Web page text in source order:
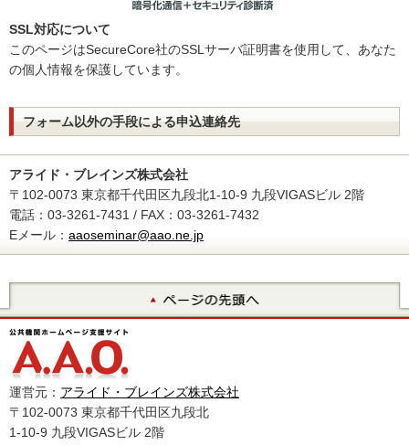
SSL対応について
このページはSecureCore社のSSLサーバ証明書を使用して、あなた
の個人情報を保護しています。
フォーム以外の手段による申込連絡先
アライド・ブレインズ株式会社
〒102-0073 東京都千代田区九段北1-10-9 九段VIGASビル 2階
電話：03-3261-7431 / FAX：03-3261-7432
Eメール： aaoseminar@aao.ne.jp
運営元： アライド・ブレインズ株式会社
〒102-0073 東京都千代田区九段北
1-10-9 九段VIGASビル 2階